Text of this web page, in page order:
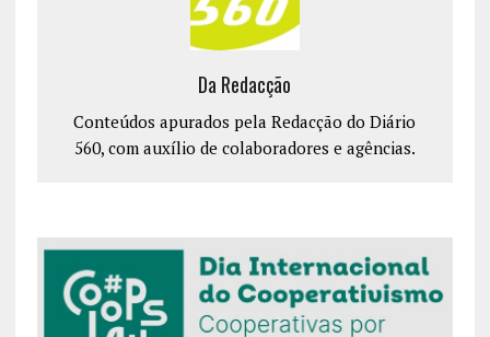
Da Redacção
Conteúdos apurados pela Redacção do Diário
560, com auxílio de colaboradores e agências.